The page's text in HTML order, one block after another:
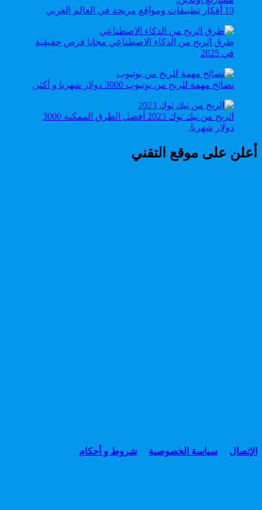
10 أفكار تطبيقات ومواقع مربحة في العالم العربي
طرق الربح من الذكاء الاصطناعي مجانا فرص حقيقية
في 2025
نصائح مهمة للربح من يوتيوب 3000 دولار شهريا و أكثر.
الربح من تيك توك 2023 أفضل الطرق الممكنة 3000
دولار شهريا.
أعلن على موقع التقني
الإتصال سياسة الخصوصية شروط و أحكام